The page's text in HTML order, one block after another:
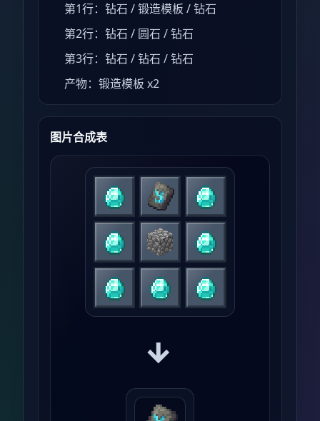
第1行：钻石 / 锻造模板 / 钻石
第2行：钻石 / 圆石 / 钻石
第3行：钻石 / 钻石 / 钻石
产物：锻造模板 x2
图片合成表
→